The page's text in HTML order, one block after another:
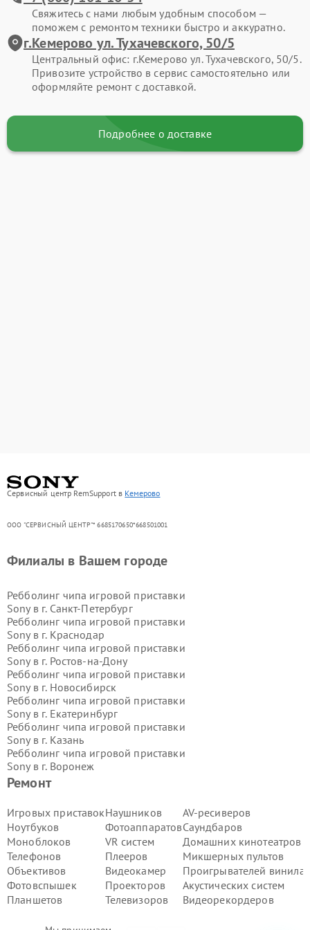
Свяжитесь с нами любым удобным способом —
поможем с ремонтом техники быстро и аккуратно.
г.Кемерово ул. Тухачевского, 50/5
Центральный офис: г.Кемерово ул. Тухачевского, 50/5.
Привозите устройство в сервис самостоятельно или
оформляйте ремонт с доставкой.
Подробнее о доставке
Сервисный центр RemSupport в Кемерово
ООО "СЕРВИСНЫЙ ЦЕНТР"* 6685170650*668501001
Ремонт
Игровых приставок
Ноутбуков
Моноблоков
Телефонов
Объективов
Фотовспышек
Планшетов
Наушников
Фотоаппаратов
VR систем
Плееров
Видеокамер
Проекторов
Телевизоров
AV-ресиверов
Саундбаров
Домашних кинотеатров
Микшерных пультов
Проигрывателей винила
Акустических систем
Видеорекордеров
Филиалы в Вашем городе
Ребболинг чипа игровой приставки
Sony в г. Санкт-Петербург
Ребболинг чипа игровой приставки
Sony в г. Краснодар
Ребболинг чипа игровой приставки
Sony в г. Ростов-на-Дону
Ребболинг чипа игровой приставки
Sony в г. Новосибирск
Ребболинг чипа игровой приставки
Sony в г. Екатеринбург
Ребболинг чипа игровой приставки
Sony в г. Казань
Ребболинг чипа игровой приставки
Sony в г. Воронеж
Ребболинг чипа игровой приставки
Sony в г.Волгоград
Sony в г.Самара
Ребболинг чипа игровой приставки
Sony в г.Пермь
Ребболинг чипа игровой приставки
Sony в г.Красноярск
Ребболинг чипа игровой приставки
Sony в г.Ижевск
Ребболинг чипа игровой приставки
Sony в г. Челябинск